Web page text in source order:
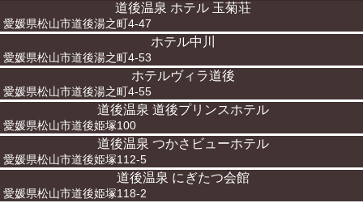
道後温泉 ホテル 玉菊荘
愛媛県松山市道後湯之町4-47
ホテル中川
愛媛県松山市道後湯之町4-53
ホテルヴィラ道後
愛媛県松山市道後湯之町4-55
道後温泉 道後プリンスホテル
愛媛県松山市道後姫塚100
道後温泉 つかさビューホテル
愛媛県松山市道後姫塚112-5
道後温泉 にぎたつ会館
愛媛県松山市道後姫塚118-2